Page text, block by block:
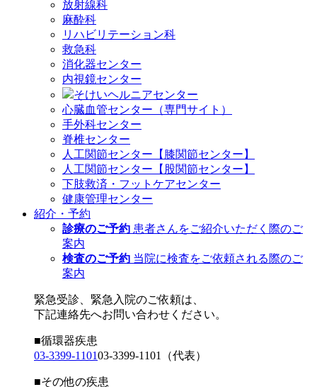
放射線科
麻酔科
リハビリテーション科
救急科
消化器センター
内視鏡センター
そけいヘルニアセンター
心臓血管センター（専門サイト）
手外科センター
脊椎センター
人工関節センター【膝関節センター】
人工関節センター【股関節センター】
下肢救済・フットケアセンター
健康管理センター
紹介・予約
診療のご予約 患者さんをご紹介いただく際のご
案内
検査のご予約 当院に検査をご依頼される際のご
案内
緊急受診、緊急入院のご依頼は、
下記連絡先へお問い合わせください。
■循環器疾患
03-3399-110103-3399-1101 （代表）
■その他の疾患